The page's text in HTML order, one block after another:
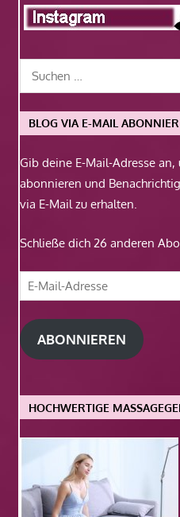
BLOG VIA E-MAIL
Gib deine E-Mail-Adresse an,
abonnieren und
via E-Mail zu erhalten.
Schließe dich 26 anderen
E-
Mail-
Adresse
ABONNIEREN
HOCHWERTIGE